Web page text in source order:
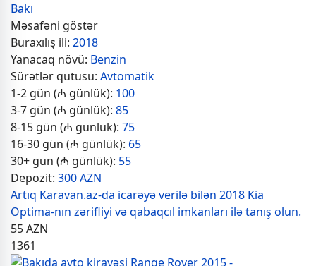
Bakı
Məsafəni göstər
Buraxılış ili: 2018
Yanacaq növü: Benzin
Sürətlər qutusu: Avtomatik
1-2 gün (₼ günlük): 100
3-7 gün (₼ günlük): 85
8-15 gün (₼ günlük): 75
16-30 gün (₼ günlük): 65
30+ gün (₼ günlük): 55
Depozit: 300 AZN
Artıq Karavan.az-da icarəyə verilə bilən 2018 Kia
Optima-nın zərifliyi və qabaqcıl imkanları ilə tanış olun.
55AZN
1361